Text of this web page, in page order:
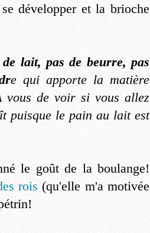
développer et la brioche
de lait, pas de beurre, pas
e qui apporte la matière
de voir si vous allez
puisque le pain au lait est
le goût de la boulange!
rois (qu'elle m'a motivée